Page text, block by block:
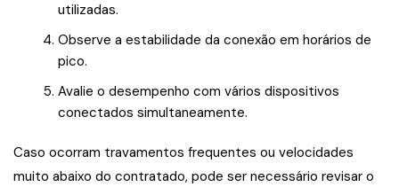
utilizadas.
Observe a estabilidade da conexão em horários de
pico.
Avalie o desempenho com vários dispositivos
conectados simultaneamente.
Caso ocorram travamentos frequentes ou velocidades
muito abaixo do contratado, pode ser necessário revisar o